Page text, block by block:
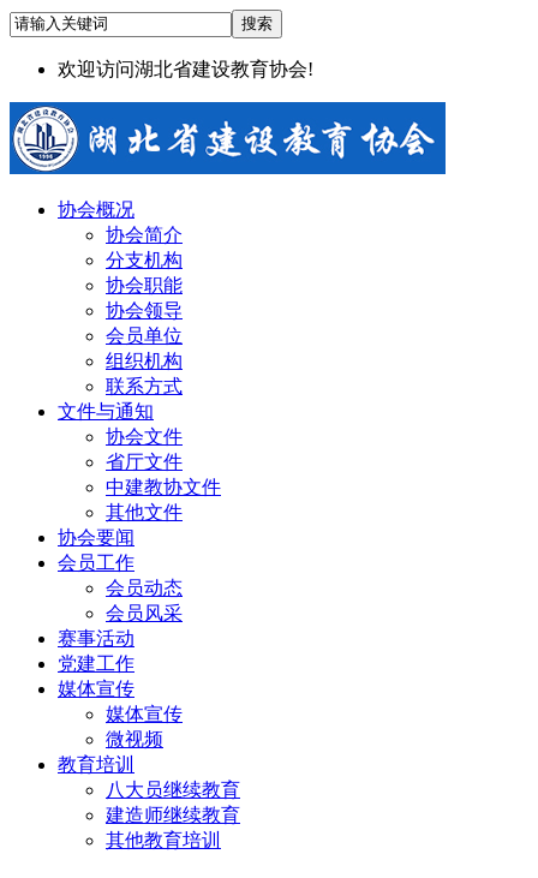
欢迎访问湖北省建设教育协会!
协会概况
协会简介
分支机构
协会职能
协会领导
会员单位
组织机构
联系方式
文件与通知
协会文件
省厅文件
中建教协文件
其他文件
协会要闻
会员工作
会员动态
会员风采
赛事活动
党建工作
媒体宣传
媒体宣传
微视频
教育培训
八大员继续教育
建造师继续教育
其他教育培训